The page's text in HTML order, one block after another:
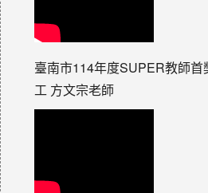
臺南市114年度SUPER教師首
工 方文宗老師